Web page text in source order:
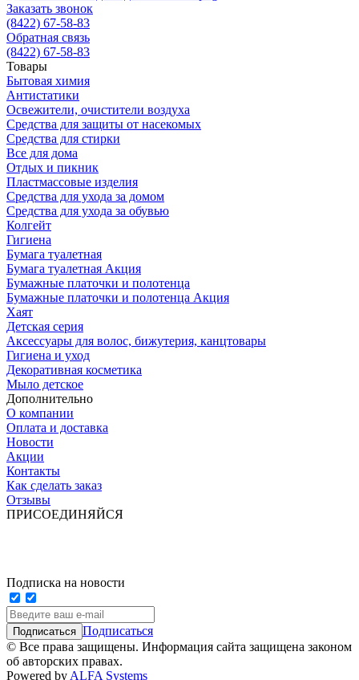
Заказать звонок
(8422) 67-58-83
Обратная связь
(8422) 67-58-83
Товары
Бытовая химия
Антистатики
Освежители, очистители воздуха
Средства для защиты от насекомых
Средства для стирки
Все для дома
Отдых и пикник
Пластмассовые изделия
Средства для ухода за домом
Средства для ухода за обувью
Колгейт
Гигиена
Бумага туалетная
Бумага туалетная Акция
Бумажные платочки и полотенца
Бумажные платочки и полотенца Акция
Хаят
Детская серия
Аксессуары для волос, бижутерия, канцтовары
Гигиена и уход
Декоративная косметика
Мыло детское
Дополнительно
О компании
Оплата и доставка
Новости
Акции
Контакты
Как сделать заказ
Отзывы
ПРИСОЕДИНЯЙСЯ
Подписка на новости
Подписаться
© Все права защищены. Информация сайта защищена законом
об авторских правах.
Powered by ALFA Systems